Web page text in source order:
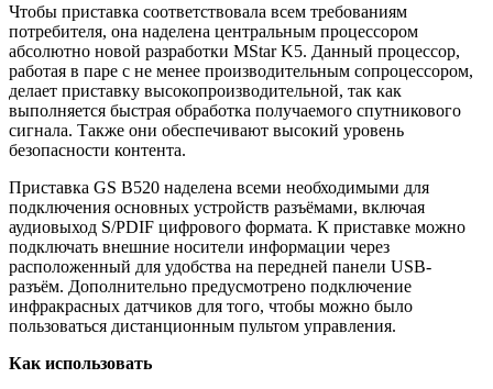
Чтобы приставка соответствовала всем требованиям
потребителя, она наделена центральным процессором
абсолютно новой разработки MStar K5. Данный процессор,
работая в паре с не менее производительным сопроцессором,
делает приставку высокопроизводительной, так как
выполняется быстрая обработка получаемого спутникового
сигнала. Также они обеспечивают высокий уровень
безопасности контента.
Приставка GS B520 наделена всеми необходимыми для
подключения основных устройств разъёмами, включая
аудиовыход S/PDIF цифрового формата. К приставке можно
подключать внешние носители информации через
расположенный для удобства на передней панели USB-
разъём. Дополнительно предусмотрено подключение
инфракрасных датчиков для того, чтобы можно было
пользоваться дистанционным пультом управления.
Как использовать